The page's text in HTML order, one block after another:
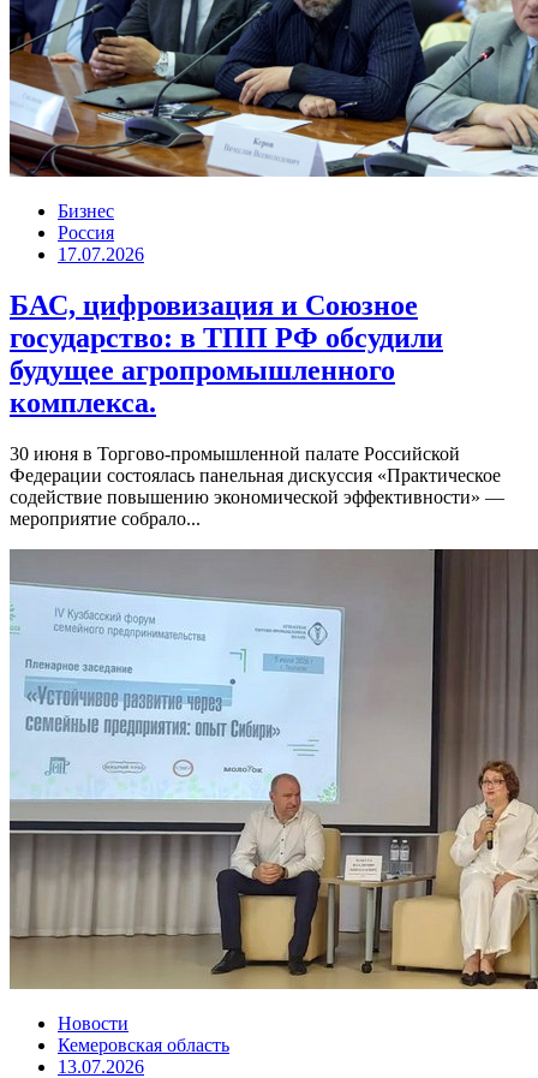
Бизнес
Россия
17.07.2026
БАС, цифровизация и Союзное
государство: в ТПП РФ обсудили
будущее агропромышленного
комплекса.
30 июня в Торгово-промышленной палате Российской
Федерации состоялась панельная дискуссия «Практическое
содействие повышению экономической эффективности» —
мероприятие собрало...
Новости
Кемеровская область
13.07.2026